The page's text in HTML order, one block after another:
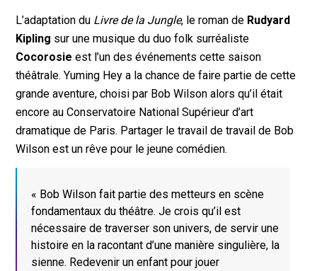
L’adaptation du Livre de la Jungle, le roman de Rudyard
Kipling sur une musique du duo folk surréaliste
Cocorosie est l’un des événements cette saison
théâtrale. Yuming Hey a la chance de faire partie de cette
grande aventure, choisi par Bob Wilson alors qu’il était
encore au Conservatoire National Supérieur d’art
dramatique de Paris. Partager le travail de travail de Bob
Wilson est un rêve pour le jeune comédien.
« Bob Wilson fait partie des metteurs en scène
fondamentaux du théâtre. Je crois qu’il est
nécessaire de traverser son univers, de servir une
histoire en la racontant d’une manière singulière, la
sienne. Redevenir un enfant pour jouer